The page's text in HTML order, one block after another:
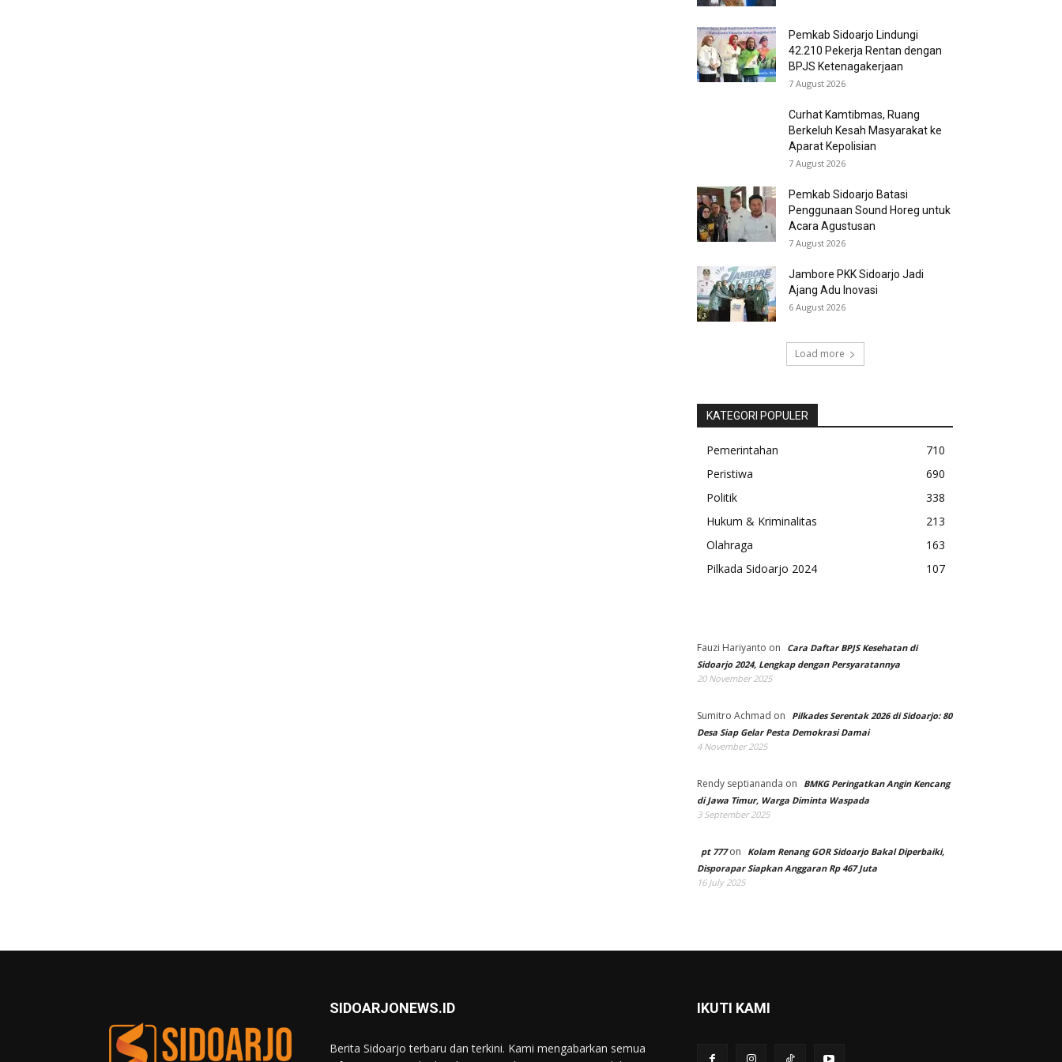
Pemkab Sidoarjo Lindungi
42.210 Pekerja Rentan dengan
BPJS Ketenagakerjaan
7 August 2026
Curhat Kamtibmas, Ruang
Berkeluh Kesah Masyarakat ke
Aparat Kepolisian
7 August 2026
Pemkab Sidoarjo Batasi
Penggunaan Sound Horeg untuk
Acara Agustusan
7 August 2026
Jambore PKK Sidoarjo Jadi
Ajang Adu Inovasi
6 August 2026
Load more
KATEGORI POPULER
Pemerintahan
710
Peristiwa
690
Politik
338
Hukum & Kriminalitas
213
Olahraga
163
Pilkada Sidoarjo 2024
107
Fauzi Hariyanto on
Cara Daftar BPJS Kesehatan di
Sidoarjo 2024, Lengkap dengan Persyaratannya
20 November 2025
Sumitro Achmad on
Pilkades Serentak 2026 di Sidoarjo: 80
Desa Siap Gelar Pesta Demokrasi Damai
4 November 2025
Rendy septiananda on
BMKG Peringatkan Angin Kencang
di Jawa Timur, Warga Diminta Waspada
3 September 2025
pt 777on
Kolam Renang GOR Sidoarjo Bakal Diperbaiki,
Disporapar Siapkan Anggaran Rp 467 Juta
16 July 2025
SIDOARJONEWS.ID
Berita Sidoarjo terbaru dan terkini. Kami mengabarkan semua
IKUTI KAMI